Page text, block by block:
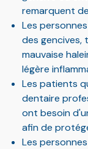
remarquent
Les
des gencives,
mauvaise
légère
Les patients
dentaire
ont besoin
afin de
Les